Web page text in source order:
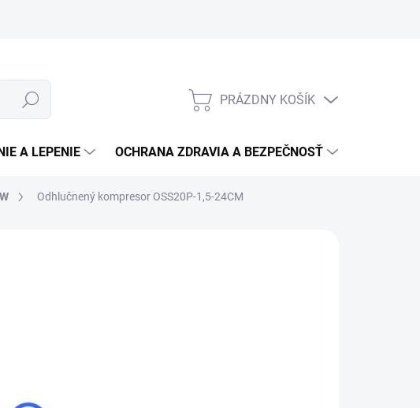
Hľadať
NÁKUPNÝ
PRÁZDNY KOŠÍK
A LEPENIE OCHRANA ZDRAVIA A BEZPEČNOSŤ
Odhlučnený kompresor OSS20P-1,5-24CM